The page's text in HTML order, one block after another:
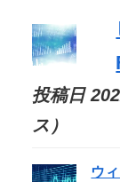
投稿日
ス）
ウ